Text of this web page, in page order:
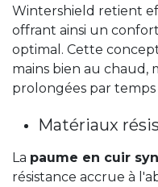
Wintershield retient
offrant ainsi un
optimal. Cette
mains bien au chaud,
prolongées par temps
Matériaux
La paume en cuir
résistance accrue à